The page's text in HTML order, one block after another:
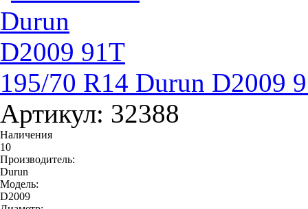
195/70 R14 Durun D2009
Артикул: 32388
Наличения
10
Производитель:
Durun
Модель:
D2009